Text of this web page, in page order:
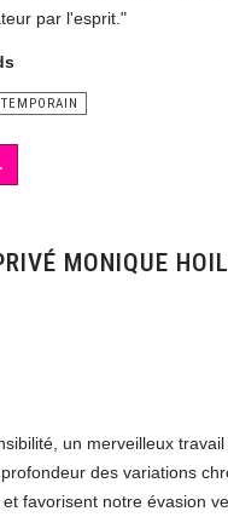
par l'esprit."
MONIQUE
un merveilleux
des variations
favorisent notre évasion